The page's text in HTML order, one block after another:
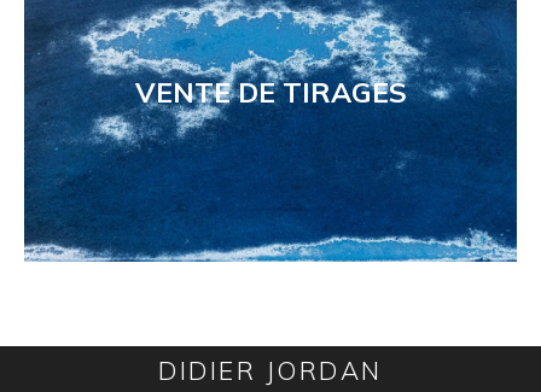
VENTE DE TIRAGES
DIDIER JORDAN